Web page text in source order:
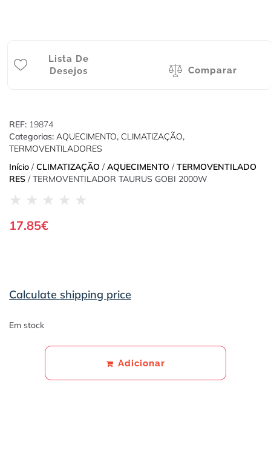
Lista De
Desejos
Comparar
REF: 19874
Categorias: AQUECIMENTO, CLIMATIZAÇÃO,
TERMOVENTILADORES
Início / CLIMATIZAÇÃO / AQUECIMENTO / TERMOVENTILADO
RES / TERMOVENTILADOR TAURUS GOBI 2000W
★ ★ ★ ★ ★
17.85€
Calculate shipping price
Em stock
Adicionar